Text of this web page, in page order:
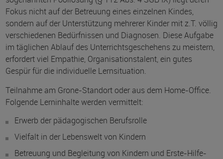
Fokus nicht auf der Betreuung eines einzelnen Kindes,
sondern auf der Unterstützung mehrerer Kinder mit z.T. völlig
verschiedenen Bedürfnissen und Diagnosen. Diese Aufgabe
im täglichen Ablauf des Unterrichtsgeschehens zu meistern,
erfordert viel Empathie, Organisationstalent, ein gutes
Gespür für die individuelle Lernsituation.
Teilnahme am Grone-Standort oder aus dem Home-Office.
Folgende Lerninhalte werden vermittelt:
Erwerb der pädagogischen Berufsrolle
Vielfalt in der Lebenswelt von Kindern
Betreuung und Begleitung von Kindern und Erste-Hilfe-